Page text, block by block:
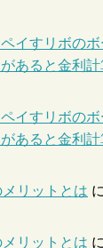
イすリボの
あると金利計
イすリボの
あると金利計
リットとは に
リットとは に